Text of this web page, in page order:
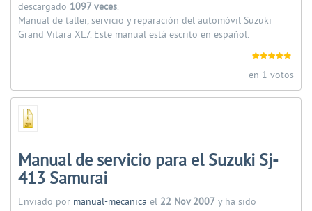
descargado 1097 veces.
Manual de taller, servicio y reparación del automóvil Suzuki
Grand Vitara XL7. Este manual está escrito en español.
en 1 votos
Manual de servicio para el Suzuki Sj-
413 Samurai
Enviado por manual-mecanica el 22 Nov 2007 y ha sido